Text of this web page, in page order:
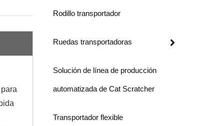
Rodillo transportador
Ruedas transportadoras
Solución de línea de producción
automatizada de Cat Scratcher
Transportador flexible